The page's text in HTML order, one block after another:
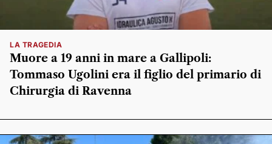
LA TRAGEDIA
Muore a 19 anni in mare a Gallipoli:
Tommaso Ugolini era il figlio del primario di
Chirurgia di Ravenna